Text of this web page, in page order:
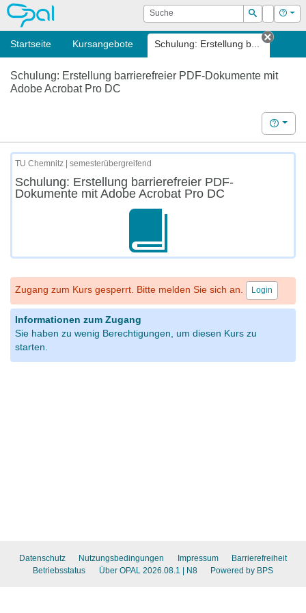
OPAL Suche
Suchen
Login Hilfe
Startseite Kursangebote Schulung: Erstellung b...
Tab
Schulung: Erstellung barrierefreier PDF-Dokumente mit
Adobe Acrobat Pro DC
Hilfe
TU Chemnitz | semesterübergreifend
Schulung: Erstellung barrierefreier PDF-
Dokumente mit Adobe Acrobat Pro DC
Zugang zum Kurs gesperrt. Bitte melden Sie sich an. Login
Informationen zum Zugang
Sie haben zu wenig Berechtigungen, um diesen Kurs zu
starten.
Datenschutz Nutzungsbedingungen Impressum
Barrierefreiheit
Betriebsstatus
Über OPAL 2026.08.1 | N8 Powered by BPS